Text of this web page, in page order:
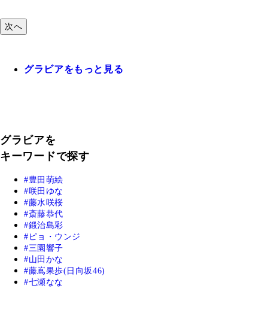
次へ
グラビアをもっと見る
グラビアを
キーワードで探す
豊田萌絵
咲田ゆな
藤水咲桜
斎藤恭代
鍛治島彩
ピョ・ウンジ
三園響子
山田かな
藤嶌果歩(日向坂46)
七瀬なな